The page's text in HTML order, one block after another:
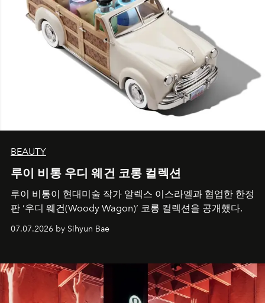
BEAUTY
루이 비통 우디 웨건 코롱 컬렉션
루이 비통이 현대미술 작가 알렉스 이스라엘과 협업한 한정
판 ’우디 웨건(Woody Wagon)‘ 코롱 컬렉션을 공개했다.
07.07.2026 by Sihyun Bae